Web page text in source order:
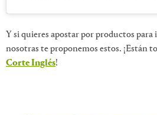
Y si quieres apostar por productos para
nosotras te proponemos estos. ¡Están
Corte Inglés!